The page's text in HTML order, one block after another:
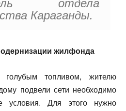
отдела
Караганды.
жилфонда
голубым топливом, жителю
подвели сети необходимо
условия. Для этого нужно